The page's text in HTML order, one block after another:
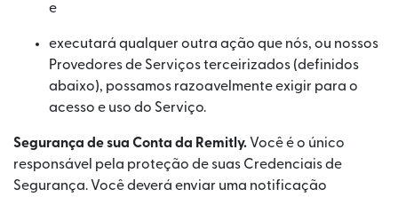
e
executará qualquer outra ação que nós, ou nossos
Provedores de Serviços terceirizados (definidos
abaixo), possamos razoavelmente exigir para o
acesso e uso do Serviço.
Segurança de sua Conta da Remitly. Você é o único
responsável pela proteção de suas Credenciais de
Segurança. Você deverá enviar uma notificação